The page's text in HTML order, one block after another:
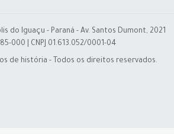
do Iguaçu - Paraná - Av. Santos Dumont, 2021
000 | CNPJ 01.613.052/0001-04
de história - Todos os direitos reservados.